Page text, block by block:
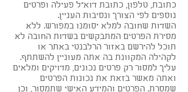
כתובת, טלפון, כתובת דוא"ל פעילה ופרטים
נוספים לפי הצורך ונסיבות העניין.
השדות שחובה למלא יסומנו במפורש. ללא
מסירת הפרטים המתבקשים בשדות החובה לא
תוכל להירשם באזור הרלבנטי באתר או
לקהילה המקוונת בה אתה מעוניין להשתתף.
עליך למסור רק פרטים נכונים, מדויקים ומלאים
ואתה מאשר בזאת את נכונות הפרטים
שמסרת. הפרטים והמידע האישי שתמסור, וכן